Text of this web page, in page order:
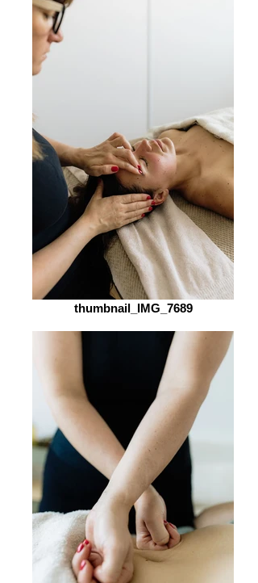
thumbnail_IMG_7689